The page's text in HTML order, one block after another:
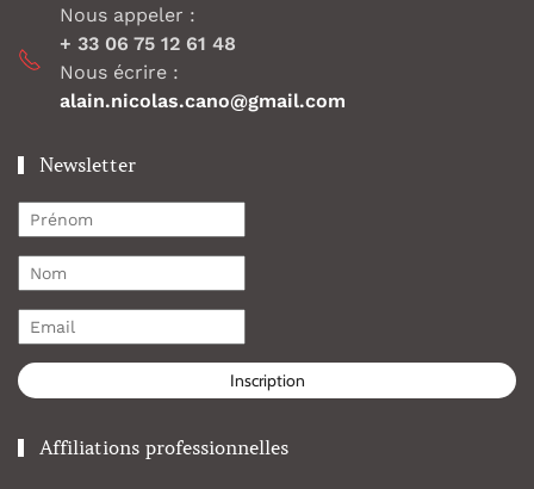
Nous appeler :
+ 33 06 75 12 61 48
Nous écrire :
alain.nicolas.cano@gmail.com
Newsletter
Inscription
Affiliations professionnelles